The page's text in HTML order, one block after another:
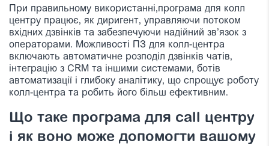
При правильному використанні,програма для колл
центру працює, як диригент, управляючи потоком
вхідних дзвінків та забезпечуючи надійний зв’язок з
операторами. Можливості ПЗ для колл-центра
включають автоматичне розподіл дзвінків чатів,
інтеграцію з CRM та іншими системами, ботів
автоматизації і глибоку аналітику, що спрощує роботу
колл-центра та робить його більш ефективним.
Що таке програма для call центру
і як воно може допомогти вашому